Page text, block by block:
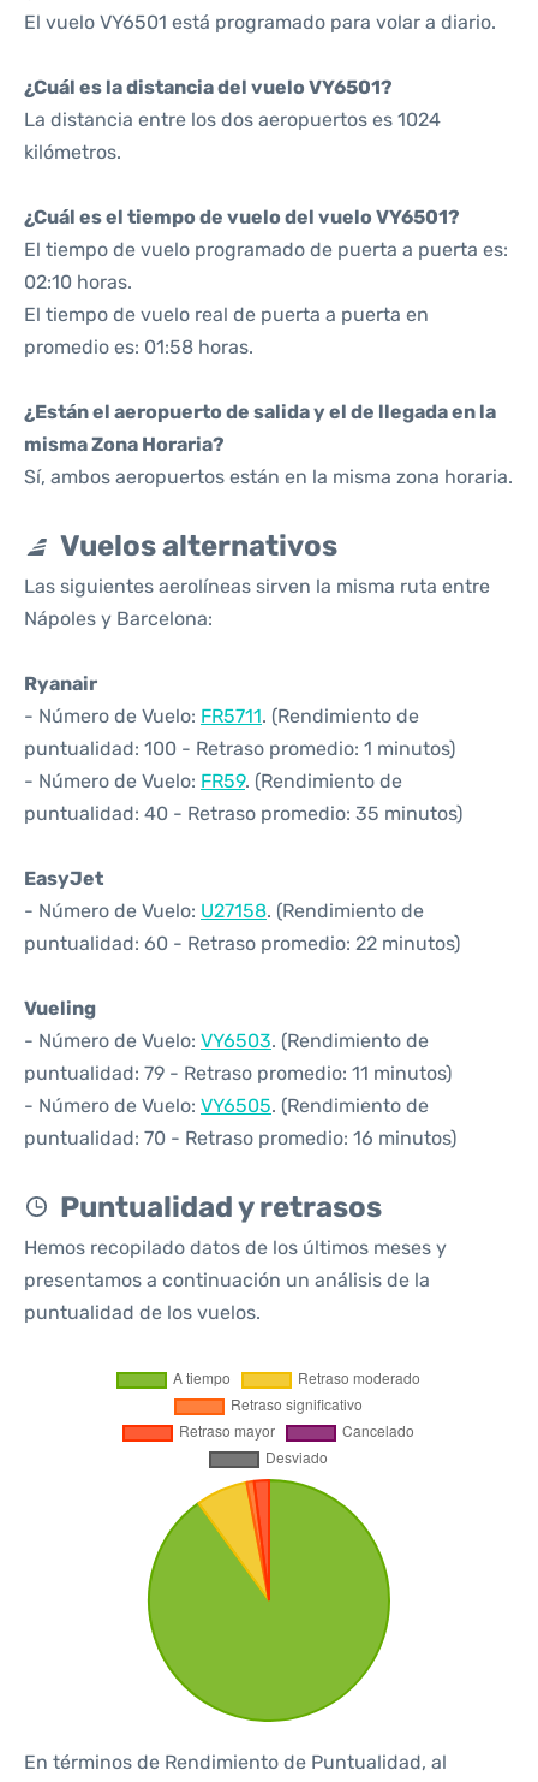
El vuelo VY6501 está programado para volar a diario.
¿Cuál es la distancia del vuelo VY6501?
La distancia entre los dos aeropuertos es 1024
kilómetros.
¿Cuál es el tiempo de vuelo del vuelo VY6501?
El tiempo de vuelo programado de puerta a puerta es:
02:10 horas.
El tiempo de vuelo real de puerta a puerta en
promedio es: 01:58 horas.
¿Están el aeropuerto de salida y el de llegada en la
misma Zona Horaria?
Sí, ambos aeropuertos están en la misma zona horaria.
Vuelos alternativos
Las siguientes aerolíneas sirven la misma ruta entre
Nápoles y Barcelona:
Ryanair
- Número de Vuelo: FR5711. (Rendimiento de
puntualidad: 100 - Retraso promedio: 1 minutos)
- Número de Vuelo: FR59. (Rendimiento de
puntualidad: 40 - Retraso promedio: 35 minutos)
EasyJet
- Número de Vuelo: U27158. (Rendimiento de
puntualidad: 60 - Retraso promedio: 22 minutos)
Vueling
- Número de Vuelo: VY6503. (Rendimiento de
puntualidad: 79 - Retraso promedio: 11 minutos)
- Número de Vuelo: VY6505. (Rendimiento de
puntualidad: 70 - Retraso promedio: 16 minutos)
Puntualidad y retrasos
Hemos recopilado datos de los últimos meses y
presentamos a continuación un análisis de la
puntualidad de los vuelos.
En términos de Rendimiento de Puntualidad, al